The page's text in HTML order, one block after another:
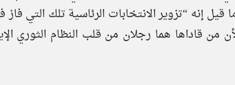
إنه “تزوير الانتخابات الرئاسية تلك التي
من قاداها هما رجلان من قلب النظام الثوري